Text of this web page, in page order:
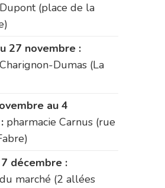
(place de la
27 novembre :
Dumas (La
au 4
pharmacie Carnus (rue
décembre :
marché (2 allées